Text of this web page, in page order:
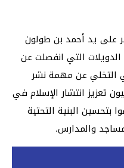
على يد أحمد بن طولون
الدويلات التي انفصلت عن
التخلي عن مهمة نشر
تعزيز انتشار الإسلام في
بتحسين البنية التحتية
والمدارس.